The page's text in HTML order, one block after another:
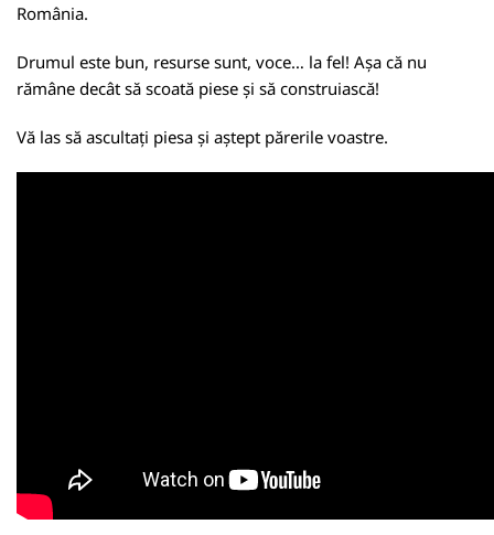
România.
Drumul este bun, resurse sunt, voce… la fel! Așa că nu
rămâne decât să scoată piese și să construiască!
Vă las să ascultați piesa și aștept părerile voastre.